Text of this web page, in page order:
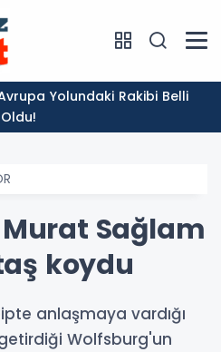
Oldu!
Sağlam
koydu
anlaşmaya vardığı
Wolfsburg'un